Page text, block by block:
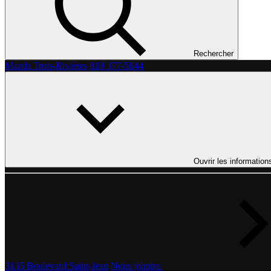
Rechercher
Mazda Trois-Rivières 819 377-5844
Ouvrir les
3135 Boulevard Saint-Jean Nous joindre